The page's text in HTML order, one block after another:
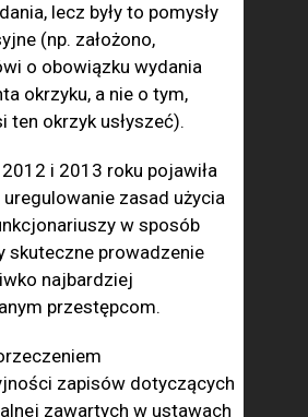
lecz były to pomysły
(np. założono,
o obowiązku wydania
okrzyku, a nie o tym,
ten okrzyk usłyszeć).
2012 i 2013 roku pojawiła
zasad użycia
w sposób
skuteczne prowadzenie
najbardziej
przestępcom.
zapisów dotyczących
zawartych w ustawach